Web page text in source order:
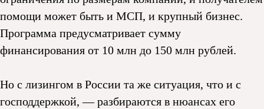
помощи может быть и МСП, и крупный бизнес.
Программа предусматривает сумму
финансирования от 10 млн до 150 млн рублей.
Но с лизингом в России та же ситуация, что и с
господдержкой, — разбираются в нюансах его